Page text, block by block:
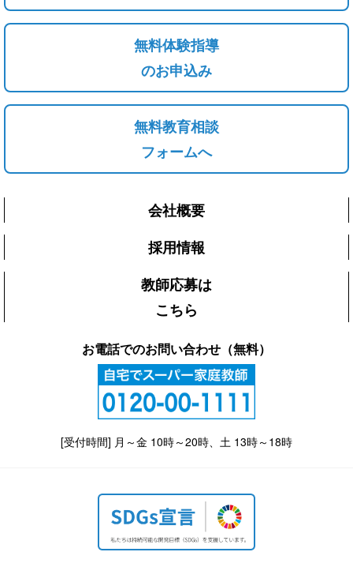
無料体験指導
のお申込み
無料教育相談
フォームへ
会社概要
採用情報
教師応募は
こちら
お電話でのお問い合わせ（無料）
[受付時間] 月～金 10時～20時、土 13時～18時